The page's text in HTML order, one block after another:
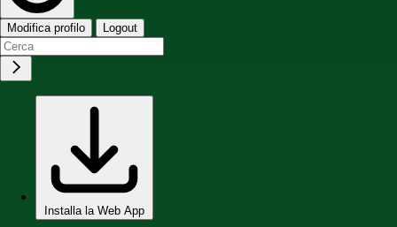
Modifica profilo Logout
Installa la Web App